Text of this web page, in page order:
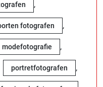
,
fotografen ,
modefotografie ,
portretfotografen ,